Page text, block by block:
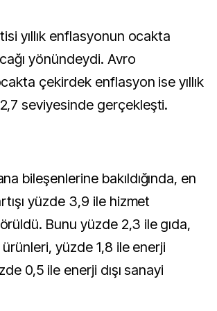
yıllık enflasyonun ocakta
yönündeydi. Avro
çekirdek enflasyon ise yıllık
seviyesinde gerçekleşti.
bileşenlerine bakıldığında, en
yüzde 3,9 ile hizmet
Bunu yüzde 2,3 ile gıda,
yüzde 1,8 ile enerji
0,5 ile enerji dışı sanayi